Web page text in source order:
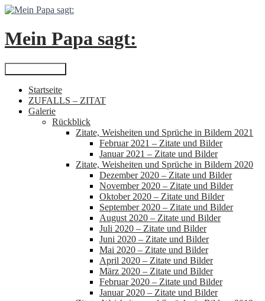
Zum
springen
Mein Papa sagt:
Suchen
Startseite
ZUFALLS – ZITAT
Galerie
Rückblick
Zitate, Weisheiten und Sprüche in Bildern 2021
Februar 2021 – Zitate und Bilder
Januar 2021 – Zitate und Bilder
Zitate, Weisheiten und Sprüche in Bildern 2020
Dezember 2020 – Zitate und Bilder
November 2020 – Zitate und Bilder
Oktober 2020 – Zitate und Bilder
September 2020 – Zitate und Bilder
August 2020 – Zitate und Bilder
Juli 2020 – Zitate und Bilder
Juni 2020 – Zitate und Bilder
Mai 2020 – Zitate und Bilder
April 2020 – Zitate und Bilder
März 2020 – Zitate und Bilder
Februar 2020 – Zitate und Bilder
Januar 2020 – Zitate und Bilder